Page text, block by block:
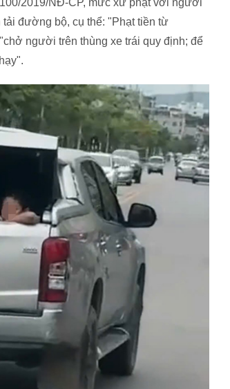
2019/NĐ-CP, mức xử phạt với người
đường bộ, cụ thể: "Phạt tiền từ
người trên thùng xe trái quy định; để